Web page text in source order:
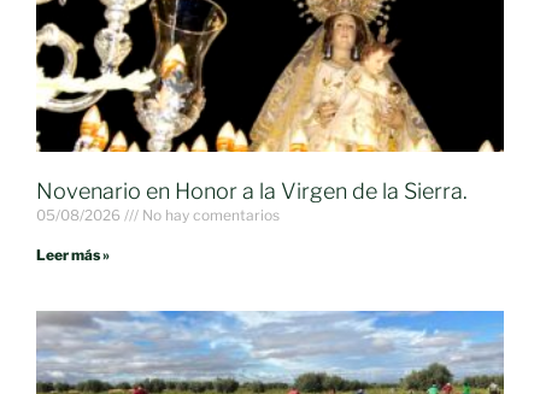
Novenario en Honor a la Virgen de la Sierra.
05/08/2026 No hay comentarios
Leer más »